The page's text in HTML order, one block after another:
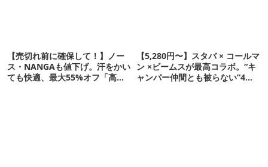
【売切れ前に確保して！】ノー
ス・NANGAも値下げ。汗をかい
ても快適、最大55%オフ「高機
【5,280円〜】スタバ × コールマ
ン ×ビームスが最高コラボ。“キ
ャンパー仲間とも被らない”4ア